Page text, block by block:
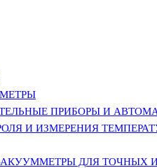
ПРИБОРЫ И
И ИЗМЕРЕНИЯ
ДЛЯ ТОЧНЫХ